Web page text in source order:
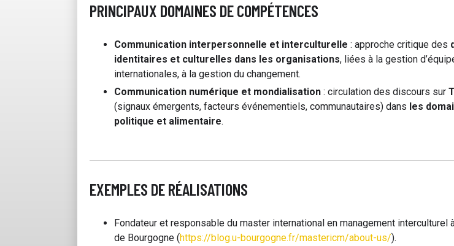
PRINCIPAUX DOMAINES DE COMPÉTENCES
Communication interpersonnelle et interculturelle : approche critique des
identitaires et culturelles dans les organisations, liées à la gestion
internationales, à la gestion du changement.
Communication numérique et mondialisation : circulation des discours sur
(signaux émergents, facteurs événementiels, communautaires) dans les
politique et alimentaire.
EXEMPLES DE RÉALISATIONS
Fondateur et responsable du master international en management interculturel
de Bourgogne (https://blog.u-bourgogne.fr/mastericm/about-us/).